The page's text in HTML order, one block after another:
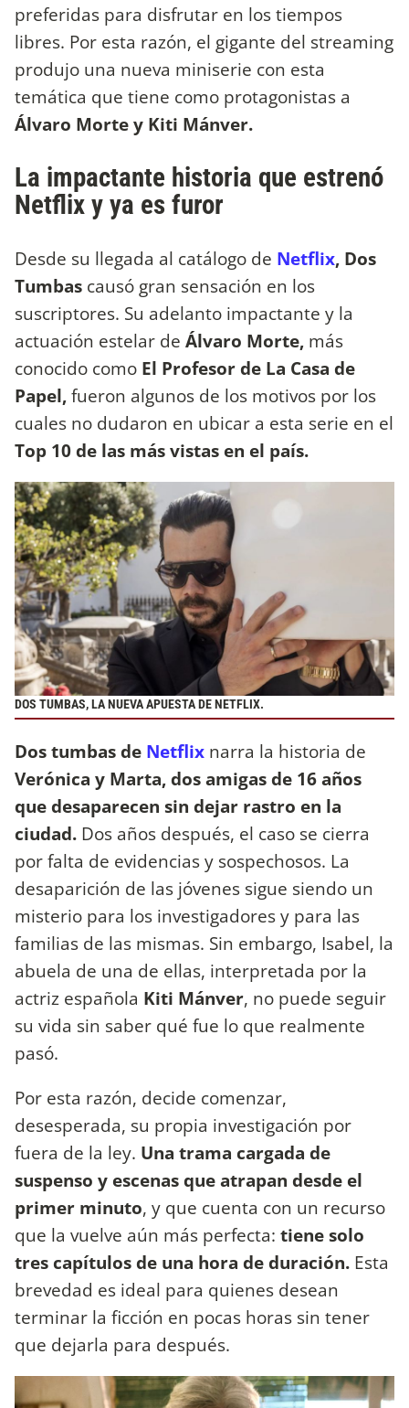
preferidas para disfrutar en los tiempos
libres. Por esta razón, el gigante del streaming
produjo una nueva miniserie con esta
temática que tiene como protagonistas a
Álvaro Morte y Kiti Mánver.
La impactante historia que estrenó
Netflix y ya es furor
Desde su llegada al catálogo de Netflix, Dos
Tumbas causó gran sensación en los
suscriptores. Su adelanto impactante y la
actuación estelar de Álvaro Morte, más
conocido como El Profesor de La Casa de
Papel,fueron algunos de los motivos por los
cuales no dudaron en ubicar a esta serie en el
Top 10 de las más vistas en el país.
DOS TUMBAS, LA NUEVA APUESTA DE NETFLIX.
Dos tumbas de Netflix narra la historia de
Verónica y Marta, dos amigas de 16 años
que desaparecen sin dejar rastro en la
ciudad. Dos años después, el caso se cierra
por falta de evidencias y sospechosos. La
desaparición de las jóvenes sigue siendo un
misterio para los investigadores y para las
familias de las mismas. Sin embargo, Isabel, la
abuela de una de ellas, interpretada por la
actriz española Kiti Mánver, no puede seguir
su vida sin saber qué fue lo que realmente
pasó.
Por esta razón, decide comenzar,
desesperada, su propia investigación por
fuera de la ley. Una trama cargada de
suspenso y escenas que atrapan desde el
primer minuto, y que cuenta con un recurso
que la vuelve aún más perfecta: tiene solo
tres capítulos de una hora de duración. Esta
brevedad es ideal para quienes desean
terminar la ficción en pocas horas sin tener
que dejarla para después.